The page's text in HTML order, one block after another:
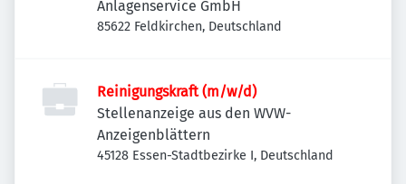
Anlagenservice GmbH
85622 Feldkirchen, Deutschland
Reinigungskraft (m/w/d)
Stellenanzeige aus den WVW-
Anzeigenblättern
45128 Essen-Stadtbezirke I, Deutschland